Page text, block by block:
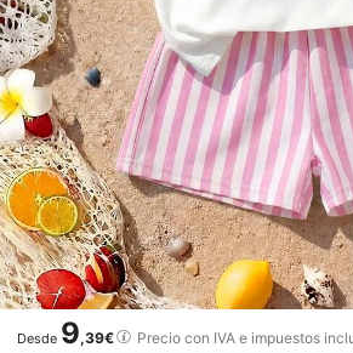
Desde 9,39€ Precio con IVA e impuestos